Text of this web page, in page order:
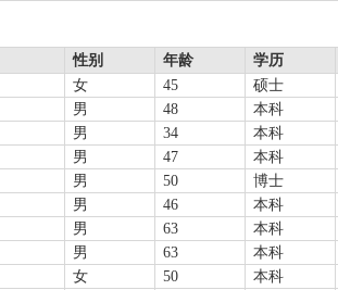
性别 年龄
学历
女 45
硕士
男 48
本科
男 34
本科
男 47
本科
男 50
博士
男 46
本科
男 63
本科
男 63
本科
女 50
本科